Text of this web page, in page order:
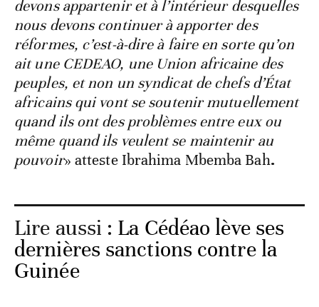
devons appartenir et à l’intérieur desquelles
nous devons continuer à apporter des
réformes, c’est-à-dire à faire en sorte qu’on
ait une CEDEAO, une Union africaine des
peuples, et non un syndicat de chefs d’État
africains qui vont se soutenir mutuellement
quand ils ont des problèmes entre eux ou
même quand ils veulent se maintenir au
pouvoir» atteste Ibrahima Mbemba Bah.
Lire aussi : La Cédéao lève ses
dernières sanctions contre la
Guinée